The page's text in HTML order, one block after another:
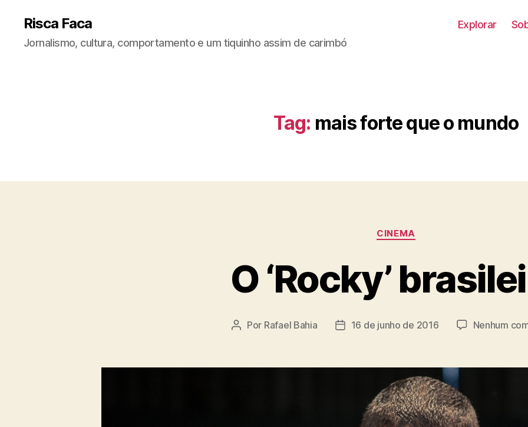
Risca Faca
Jornalismo, cultura, comportamento e um tiquinho assim de carimbó
Explorar
Tag: mais forte que o mundo
Categorias
CINEMA
O ‘Rocky’
Autor
Por Rafael Bahia
Data16 de junho de 2016 Nenhum